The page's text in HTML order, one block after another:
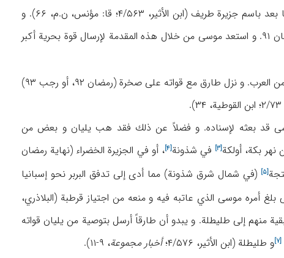
الأندلس عرفت فيما بعد باسم جزيرة طريف (ابن الأثير، ۴/۵۶۳؛ قا: مؤنس، ن.م، ۶۶). و
وحصل على غنائم و عدد كبير من الأسرى و عاد في رمضان ۹۱. و استعد موسى من خلال هذه المقدمة لإرسال قوة بحرية أكبر
و اختار موسى عامله في طنجة، طارق بن زياد لقيادة قوة مؤلفة من البربر و الموالي و عدد قليل من العرب. و نزل طارق مع قواته على صخرة (رمضان ۹۲، أو رجب ۹۳)
قد بعثه لإسناده. و فضلاً عن ذلك فقد هب يليان و بعض من
نهر بكة، أولكة[۳] في شذونة[۴] ، أو في الجزيرة الخضراء (نهاية رمضان
[۵]
(في شمال شرق شذونة) مما أدى إلى تدفق البربر نحو إسبانيا
ورغم أن طارق لم‌يكن مأموراً بالتقدم إلا أنه لم‌يتوقف (مؤنس، ن.م، ۷۶) حتى بلغ أمره موسى الذي عاتبه فيه و منعه من اجتياز قرطبة (البلاذري،
منهم إلى طليطلة. و يبدو أن طارقاً أرسل بتوصية من يليان قواته
[۷] و طليطلة (ابن الأثير، ۴/۵۷۶؛ أخبار مجموعة، ۹-۱۱).